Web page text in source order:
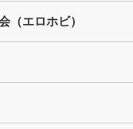
（エロホビ）